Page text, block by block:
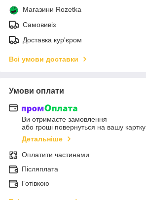
Магазини Rozetka
Самовивіз
Доставка кур'єром
Всі умови доставки
Умови оплати
Ви отримаєте замовлення
або гроші повернуться на вашу картку
Детальніше
Оплатити частинами
Післяплата
Готівкою